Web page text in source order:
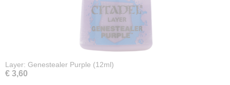
Layer: Genestealer Purple (12ml)
€ 3,60